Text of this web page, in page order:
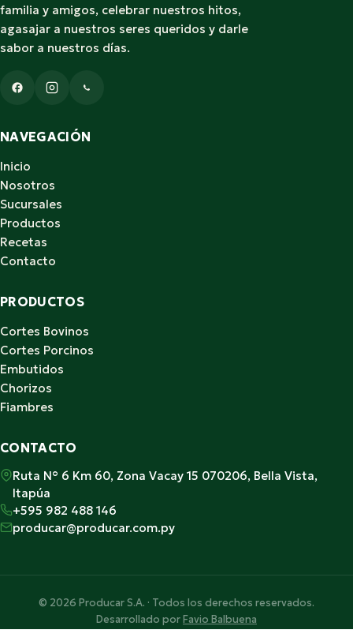
familia y amigos, celebrar nuestros hitos,
agasajar a nuestros seres queridos y darle
sabor a nuestros días.
NAVEGACIÓN
Inicio
Nosotros
Sucursales
Productos
Recetas
Contacto
PRODUCTOS
Cortes Bovinos
Cortes Porcinos
Embutidos
Chorizos
Fiambres
CONTACTO
Ruta N° 6 Km 60, Zona Vacay 15 070206, Bella Vista,
Itapúa
+595 982 488 146
producar@producar.com.py
© 2026 Producar S.A. · Todos los derechos reservados.
Desarrollado porFavio Balbuena